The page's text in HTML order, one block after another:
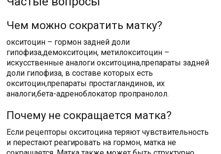
Чем можно сократить матку?
окситоцин – гормон задней доли
гипофиза,демокситоцин, метилокситоцин –
искусственные аналоги окситоцина,препараты задней
доли гипофиза, в составе которых есть
окситоцин,препараты простагландинов, их
аналоги,бета-адреноблокатор пропранолол.
Почему не сокращается матка?
Если рецепторы окситоцина теряют чувствительность
и перестают реагировать на гормон, матка не